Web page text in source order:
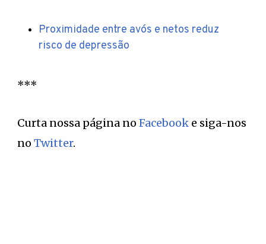
Proximidade entre avós e netos reduz
risco de depressão
***
Curta nossa página no Facebook e siga-nos
no Twitter.